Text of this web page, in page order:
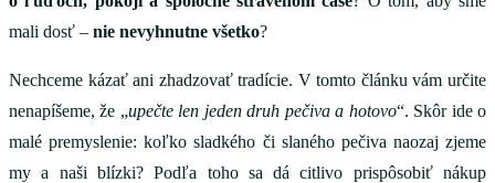
mali dosť – nie nevyhnutne všetko?
Nechceme kázať ani zhadzovať tradície. V tomto článku vám určite
nenapíšeme, že „upečte len jeden druh pečiva a hotovo“. Skôr ide o
malé premyslenie: koľko sladkého či slaného pečiva naozaj zjeme
my a naši blízki? Podľa toho sa dá citlivo prispôsobiť nákup